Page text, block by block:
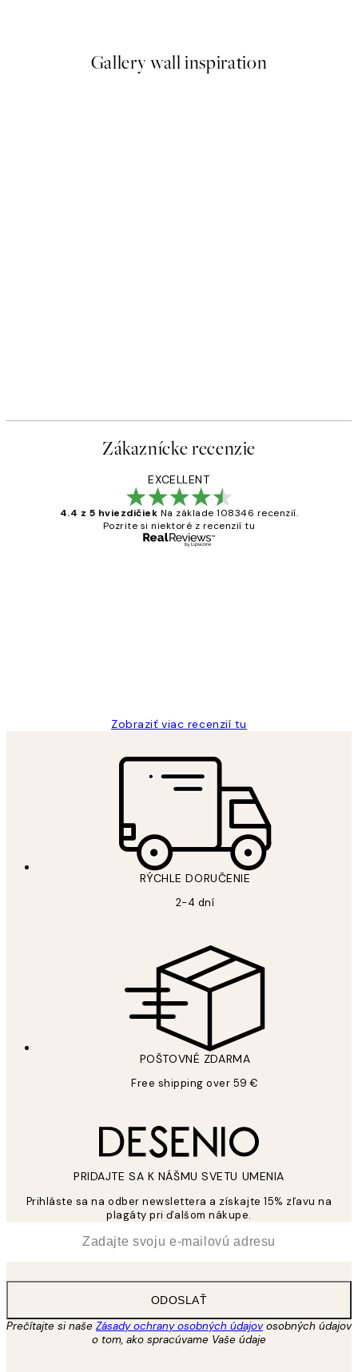
Gallery wall inspiration
Zákaznícke recenzie
EXCELLENT
4.4 z 5 hviezdičiek Na základe 108346 recenzií.
Pozrite si niektoré z recenzií tu
Zobraziť viac recenzií tu
RÝCHLE DORUČENIE
2-4 dní
POŠTOVNÉ ZDARMA
Free shipping over 59 €
PRIDAJTE SA K NÁŠMU SVETU UMENIA
Prihláste sa na odber newslettera a získajte 15% zľavu na
plagáty pri ďalšom nákupe.
ODOSLAŤ
Prečítajte si naše Zásady ochrany osobných údajovosobných údajov
o tom, ako spracúvame Vaše údaje